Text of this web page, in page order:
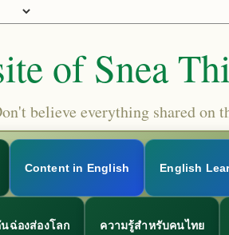
of Snea
believe everything shared on
Content in English English
ฉ่องส่องโลก ความรู้สำหรับคนไทย